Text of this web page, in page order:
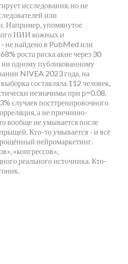
исследования, но не
или
Например, упомянутое
НИИ кожных и
- не найдено в PubMed или
роста риска акне через 30
ни одному публикованному
NIVEA 2023 года, на
составляла 112 человек,
незначимы при p=0.08.
случаев посттренировочного
а не причинно-
вообще не умывается после
Кто-то умывается - и всё
нейромаркетинг.
«конгрессов»,
реального источника. Кто-